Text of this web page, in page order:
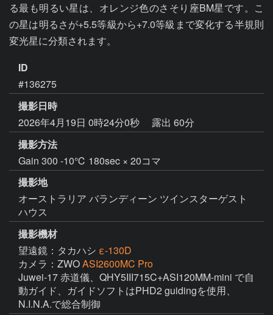
る最も明るい星は、オレンジ色のさそり座BM星です。こ
の星は明るさが+5.5等級から+7.0等級まで変化する半規則
変光星に分類されます。
ID
#136275
撮影日時
2026年4月19日 0時24分0秒
露出 60分
撮影方法
Gain 300 -10℃ 180sec × 20コマ
撮影地
オーストラリア バランディーン ツインスターゲスト
ハウス
撮影機材
望遠鏡：タカハシ ε-130D
カメラ：ZWOASI2600MC Pro
Juwei-17 赤道儀、QHY5III715C+ASI120MM-mini で自
動ガイド、ガイドソフトはPHD2 guidingを使用、